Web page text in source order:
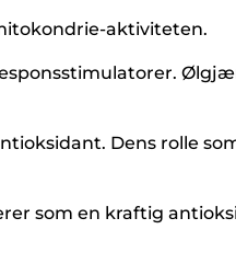
aktiviteten.
Dens rolle
som en kraftig